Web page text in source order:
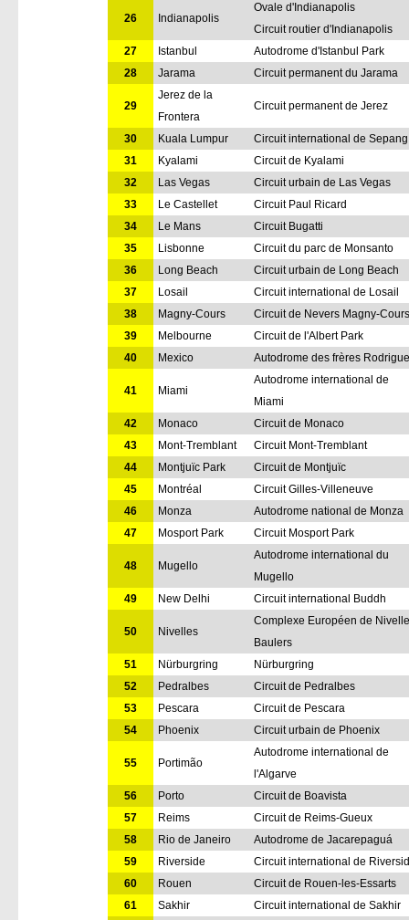
26 Indianapolis
Ovale d'Indianapolis
Circuit routier d'Indianapolis
27
Istanbul
Autodrome d'Istanbul Park
28
Jarama Circuit permanent du Jarama
29
Jerez de la
Frontera
Circuit permanent de Jerez
30 Kuala Lumpur
Circuit international de Sepang
31
Kyalami
Circuit de Kyalami
32
Las Vegas
Circuit urbain de Las Vegas
33
Le Castellet
Circuit Paul Ricard
34
Le Mans
Circuit Bugatti
35
Lisbonne
Circuit du parc de Monsanto
36
Long Beach
Circuit urbain de Long Beach
37
Losail
Circuit international de Losail
38
Magny-Cours
Circuit de Nevers Magny-Cours
39
Melbourne
Circuit de l'Albert Park
40
Mexico Autodrome des frères
41 Miami
Autodrome international de
Miami
42
Monaco
Circuit de Monaco
43
Mont-Tremblant
Circuit Mont-Tremblant
44
Montjuïc Park
Circuit de Montjuïc
45
Montréal
Circuit Gilles-Villeneuve
46
Monza
Autodrome national de Monza
47
Mosport Park Circuit Mosport Park
48 Mugello
Autodrome international du
Mugello
49
New Delhi Circuit international Buddh
50 Nivelles
Complexe Européen de
Baulers
51
Nürburgring
Nürburgring
52
Pedralbes
Circuit de Pedralbes
53
Pescara
Circuit de Pescara
54
Phoenix Circuit urbain de Phoenix
55 Portimão
Autodrome international de
l'Algarve
56
Porto
Circuit de Boavista
57
Reims
Circuit de Reims-Gueux
58
Rio de Janeiro
Autodrome de Jacarepaguá
59
Riverside
Circuit international de
60
Rouen
Circuit de Rouen-les-Essarts
61
Sakhir
Circuit international de Sakhir